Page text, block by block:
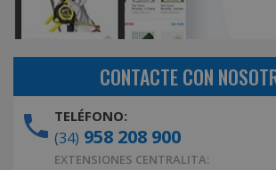
CONTACTE CON
TELÉFONO:
(34) 958 208 900
EXTENSIONES CENTRALITA: